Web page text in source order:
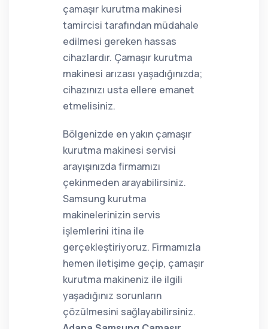
çamaşır kurutma makinesi
tamircisi tarafından müdahale
edilmesi gereken hassas
cihazlardır. Çamaşır kurutma
makinesi arızası yaşadığınızda;
cihazınızı usta ellere emanet
etmelisiniz.
Bölgenizde en yakın çamaşır
kurutma makinesi servisi
arayışınızda firmamızı
çekinmeden arayabilirsiniz.
Samsung kurutma
makinelerinizin servis
işlemlerini itina ile
gerçekleştiriyoruz. Firmamızla
hemen iletişime geçip, çamaşır
kurutma makineniz ile ilgili
yaşadığınız sorunların
çözülmesini sağlayabilirsiniz.